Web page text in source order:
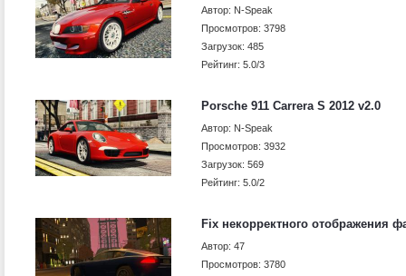
Автор: N-Speak
Просмотров: 3798
Загрузок: 485
Рейтинг: 5.0/3
Porsche 911 Carrera S 2012 v2.0
Автор: N-Speak
Просмотров: 3932
Загрузок: 569
Рейтинг: 5.0/2
Fix некорректного отображения
Автор: 47
Просмотров: 3780